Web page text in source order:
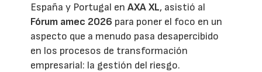
España y Portugal enAXA XL, asistió al
Fórum amec 2026 para poner el foco en un
aspecto que a menudo pasa desapercibido
en los procesos de transformación
empresarial: la gestión del riesgo.